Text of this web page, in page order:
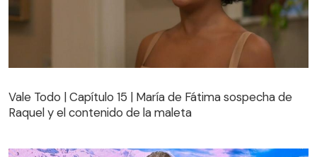
Raquel y el contenido de la maleta
Vale Todo | Capítulo 15 | María de Fátima sospecha de
Raquel y el contenido de la maleta